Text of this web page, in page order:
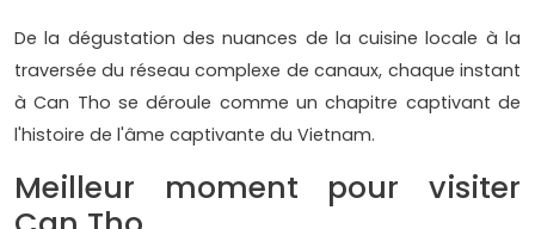
De la dégustation des nuances de la cuisine locale à la
traversée du réseau complexe de canaux, chaque instant
à Can Tho se déroule comme un chapitre captivant de
l'histoire de l'âme captivante du Vietnam.
Meilleur moment pour visiter